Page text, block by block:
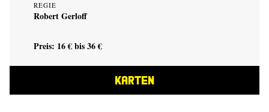
REGIE
Robert Gerloff
Preis: 16 € bis 36 €
KARTEN